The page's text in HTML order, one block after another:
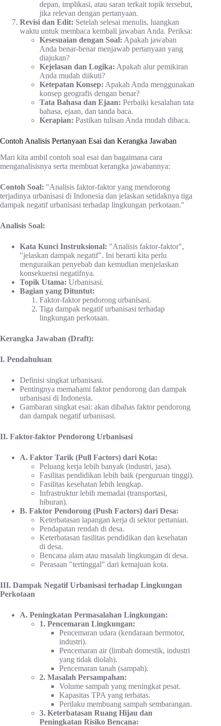
depan, implikasi, atau saran terkait topik tersebut,
jika relevan dengan pertanyaan.
Revisi dan Edit: Setelah selesai menulis, luangkan
waktu untuk membaca kembali jawaban Anda. Periksa:
Kesesuaian dengan Soal: Apakah jawaban
Anda benar-benar menjawab pertanyaan yang
diajukan?
Kejelasan dan Logika: Apakah alur pemikiran
Anda mudah diikuti?
Ketepatan Konsep: Apakah Anda menggunakan
konsep geografis dengan benar?
Tata Bahasa dan Ejaan: Perbaiki kesalahan tata
bahasa, ejaan, dan tanda baca.
Kerapian: Pastikan tulisan Anda mudah dibaca.
Contoh Analisis Pertanyaan Esai dan Kerangka Jawaban
Mari kita ambil contoh soal esai dan bagaimana cara
menganalisisnya serta membuat kerangka jawabannya:
Contoh Soal: "Analisis faktor-faktor yang mendorong
terjadinya urbanisasi di Indonesia dan jelaskan setidaknya tiga
dampak negatif urbanisasi terhadap lingkungan perkotaan."
Analisis Soal:
Kata Kunci Instruksional: "Analisis faktor-faktor",
"jelaskan dampak negatif". Ini berarti kita perlu
menguraikan penyebab dan kemudian menjelaskan
konsekuensi negatifnya.
Topik Utama: Urbanisasi.
Bagian yang Dituntut:
Faktor-faktor pendorong urbanisasi.
Tiga dampak negatif urbanisasi terhadap
lingkungan perkotaan.
Kerangka Jawaban (Draft):
I. Pendahuluan
Definisi singkat urbanisasi.
Pentingnya memahami faktor pendorong dan dampak
urbanisasi di Indonesia.
Gambaran singkat esai: akan dibahas faktor pendorong
dan dampak negatif urbanisasi.
II. Faktor-faktor Pendorong Urbanisasi
A. Faktor Tarik (Pull Factors) dari Kota:
Peluang kerja lebih banyak (industri, jasa).
Fasilitas pendidikan lebih baik (perguruan tinggi).
Fasilitas kesehatan lebih lengkap.
Infrastruktur lebih memadai (transportasi,
hiburan).
B. Faktor Pendorong (Push Factors) dari Desa:
Keterbatasan lapangan kerja di sektor pertanian.
Pendapatan rendah di desa.
Keterbatasan fasilitas pendidikan dan kesehatan
di desa.
Bencana alam atau masalah lingkungan di desa.
Perasaan "tertinggal" dari kemajuan kota.
III. Dampak Negatif Urbanisasi terhadap Lingkungan
Perkotaan
A. Peningkatan Permasalahan Lingkungan:
1. Pencemaran Lingkungan:
Pencemaran udara (kendaraan bermotor,
industri).
Pencemaran air (limbah domestik, industri
yang tidak diolah).
Pencemaran tanah (sampah).
2. Masalah Persampahan:
Volume sampah yang meningkat pesat.
Kapasitas TPA yang terbatas.
Perilaku membuang sampah sembarangan.
3. Keterbatasan Ruang Hijau dan
Peningkatan Risiko Bencana: